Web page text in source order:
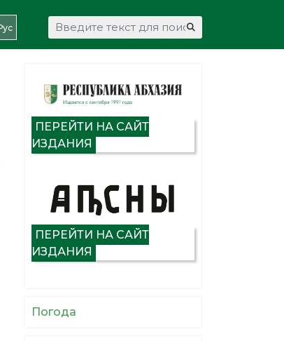
Искать...
ПЕРЕЙТИ НА САЙТ
ИЗДАНИЯ
ПЕРЕЙТИ НА САЙТ
ИЗДАНИЯ
Погода